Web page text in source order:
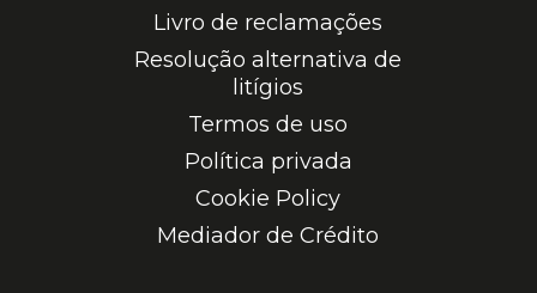
Livro de reclamações
Resolução alternativa de
litígios
Termos de uso
Política privada
Cookie Policy
Mediador de Crédito